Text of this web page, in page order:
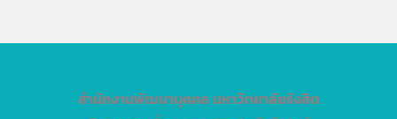
สำนักงานพัฒนาบุคคล มหาวิทยาลัยรังสิต